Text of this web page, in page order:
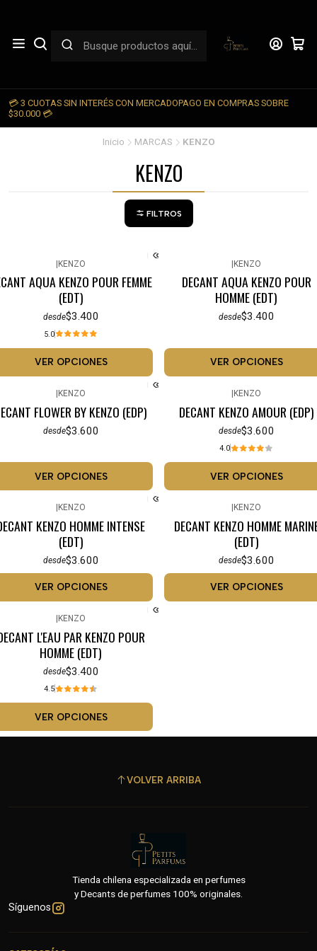
💳 3 CUOTAS SIN INTERÉS CON MERCADOPAGO EN COMPRAS SOBRE
$30.000 💳
Inicio MARCAS KENZO
KENZO
FILTROS
|KENZO
AQUA KENZO POUR FEMME
(EDT)
desde$3.400
5.0
VER OPCIONES
|KENZO
DECANT AQUA KENZO POUR
HOMME (EDT)
desde$3.400
VER OPCIONES
KENZO
FLOWER BY KENZO (EDP)
desde$3.600
VER OPCIONES
KENZO
DECANT KENZO AMOUR (EDP)
desde$3.600
4.0
VER OPCIONES
KENZO
KENZO HOMME INTENSE
(EDT)
desde$3.600
VER OPCIONES
KENZO
DECANT KENZO HOMME
(EDT)
desde$3.600
VER OPCIONES
KENZO
L'EAU PAR KENZO POUR
HOMME (EDT)
desde$3.400
4.5
VER OPCIONES
VOLVER ARRIBA
Tienda chilena especializada en perfumes
y Decants de perfumes 100% originales.
Síguenos